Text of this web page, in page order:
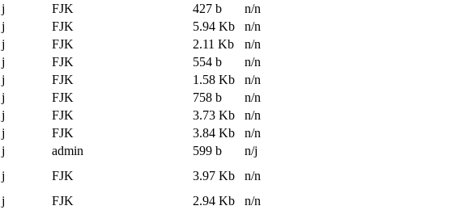
j FJK 427 b
n/n
j FJK 5.94 Kb
n/n
j FJK 2.11 Kb
n/n
j FJK 554 b
n/n
j FJK 1.58 Kb
n/n
j FJK 758 b
n/n
j FJK 3.73 Kb
n/n
j FJK 3.84 Kb
n/n
j admin 599 b
n/j
j FJK 3.97 Kb
n/n
j FJK 2.94 Kb
n/n